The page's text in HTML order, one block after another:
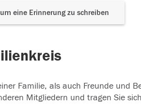
eine Erinnerung zu schreiben
Familie, als auch Freunde und
Mitgliedern und tragen Sie